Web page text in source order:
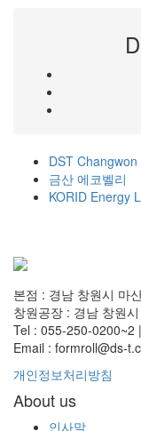
DST Changwon
금산 에코벨리
KORID Energy
본점 : 경남 창원시 마
창원공장 : 경남 창원
Tel : 055-250-0200~2
Email : formroll@ds-
개인정보처리방침
About us
인사말